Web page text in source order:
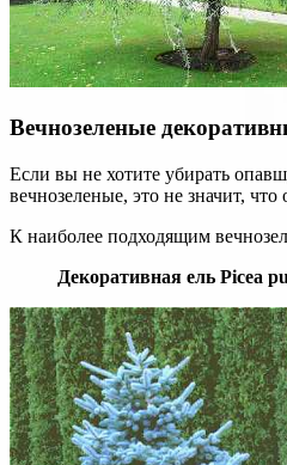
Вечнозеленые
Если вы не хотите убирать
вечнозеленые, это не значит,
К наиболее подходящим
Декоративная ель Picea